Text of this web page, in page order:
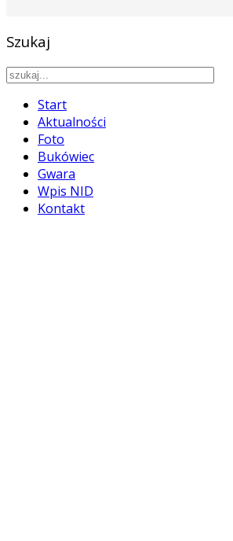
Szukaj
Start
Aktualności
Foto
Bukówiec
Gwara
Wpis NID
Kontakt